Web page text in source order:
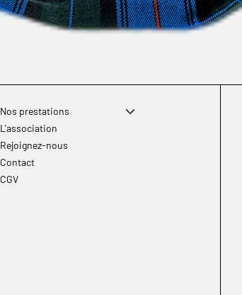
Nos prestations
L'association
Rejoignez-nous
Contact
CGV